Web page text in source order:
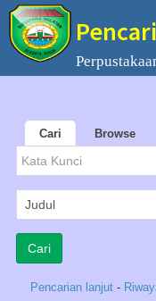
Cari Browse
Pencarian lanjut -